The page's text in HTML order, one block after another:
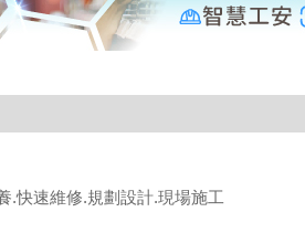
.快速維修.規劃設計.現場施工